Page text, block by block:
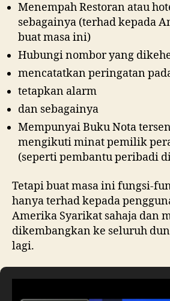
Menempah Restoran atau
sebagainya (terhad kepada
buat masa ini)
Hubungi nombor yang
mencatatkan peringatan
tetapkan alarm
dan sebagainya
Mempunyai Buku Nota
mengikuti minat pemilik
(seperti pembantu peribadi
Tetapi buat masa ini fungsi-
hanya terhad kepada
Amerika Syarikat sahaja dan
dikembangkan ke seluruh
lagi.